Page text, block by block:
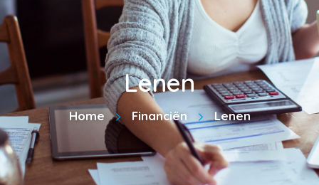
Lenen
Home Financiën Lenen